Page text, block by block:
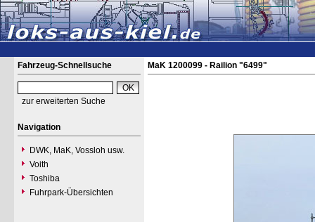
Fahrzeug-Schnellsuche
zur erweiterten Suche
Navigation
DWK, MaK, Vossloh usw.
Voith
Toshiba
Fuhrpark-Übersichten
MaK 1200099 - Railion "6499"